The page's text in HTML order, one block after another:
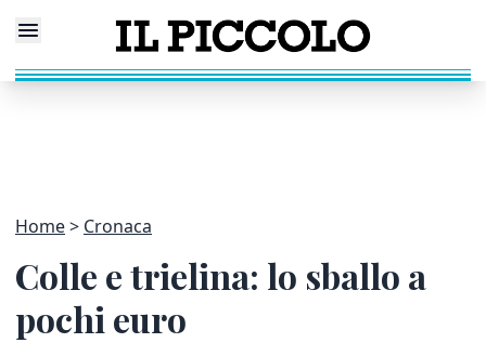
Home Cronaca
Colle e trielina: lo sballo a
pochi euro